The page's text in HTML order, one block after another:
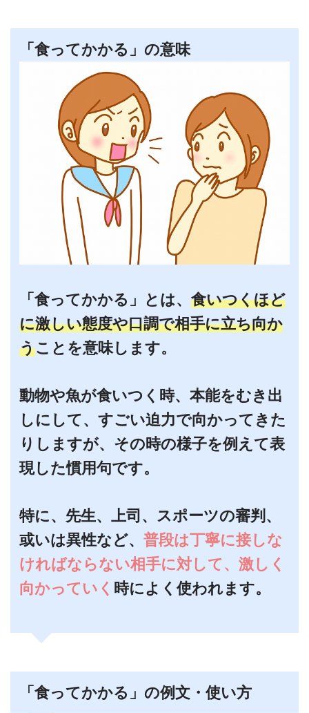
「食ってかかる」の意味
「食ってかかる」とは、食いつくほど
に激しい態度や口調で相手に立ち向か
うことを意味します。
動物や魚が食いつく時、本能をむき出
しにして、すごい迫力で向かってきた
りしますが、その時の様子を例えて表
現した慣用句です。
特に、先生、上司、スポーツの審判、
或いは異性など、普段は丁寧に接しな
ければならない相手に対して、激しく
向かっていく 時によく使われます。
「食ってかかる」の例文・使い方